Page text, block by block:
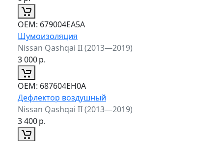
ОЕМ: 679004EA5A
Шумоизоляция
Nissan Qashqai II (2013—2019)
3 000р.
ОЕМ: 687604EH0A
Дефлектор воздушный
Nissan Qashqai II (2013—2019)
3 400р.